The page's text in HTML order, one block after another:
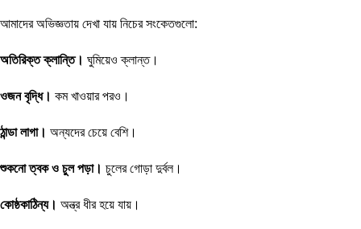
আমাদের অভিজ্ঞতায় দেখা যায় নিচের সংকেতগুলো:
অতিরিক্ত ক্লান্তি। ঘুমিয়েও ক্লান্ত।
ওজন বৃদ্ধি। কম খাওয়ার পরও।
ঠান্ডা লাগা। অন্যদের চেয়ে বেশি।
শুকনো ত্বক ও চুল পড়া। চুলের গোড়া দুর্বল।
কোষ্ঠকাঠিন্য। অন্ত্র ধীর হয়ে যায়।